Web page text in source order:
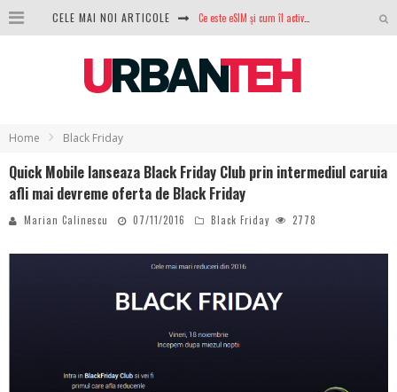
CELE MAI NOI ARTICOLE Ce este eSIM și cum îl activezi pe telefon? Ghid complet pentru Android și iPhone
Home Black Friday
Quick Mobile lanseaza Black Friday Club prin intermediul caruia
afli mai devreme oferta de Black Friday
Marian Calinescu 07/11/2016 Black Friday 2778